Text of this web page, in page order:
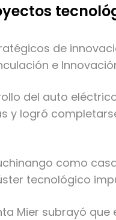
de
e
del auto
y logró
como
tecnológico
Mier subrayó